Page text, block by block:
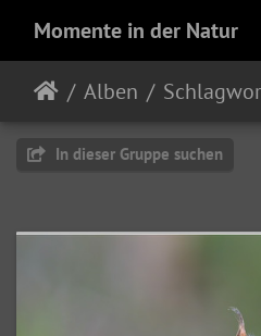
Momente in der Natur
Alben
In dieser Gruppe suchen